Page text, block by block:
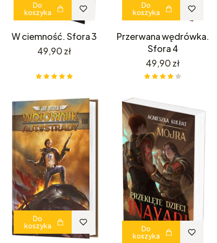
Do
koszyka
W ciemność. Sfora 3
Cena
49,90 zł
Do
koszyka
Przerwana wędrówka.
Sfora 4
Cena
49,90 zł
Do
koszyka
Do
koszyka